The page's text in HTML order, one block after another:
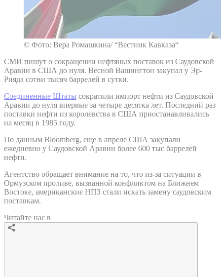
© Фото: Вера Ромашкина/ “Вестник Кавказа“
СМИ пишут о сокращении нефтяных поставок из Саудовской
Аравии в США до нуля. Весной Вашингтон закупал у Эр-
Рияда сотни тысяч баррелей в сутки.
Соединенные Штаты сократили импорт нефти из Саудовской
Аравии до нуля впервые за четыре десятка лет. Последний раз
поставки нефти из королевства в США приостанавливались
на месяц в 1985 году.
По данным Bloomberg, еще в апреле США закупали
ежедневно у Саудовской Аравии более 600 тыс баррелей
нефти.
Агентство обращает внимание на то, что из-за ситуации в
Ормузском проливе, вызванной конфликтом на Ближнем
Востоке, американские НПЗ стали искать замену саудовским
поставкам.
Читайте нас в